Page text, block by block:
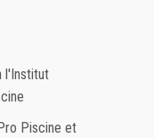
l'Institut
Piscine et